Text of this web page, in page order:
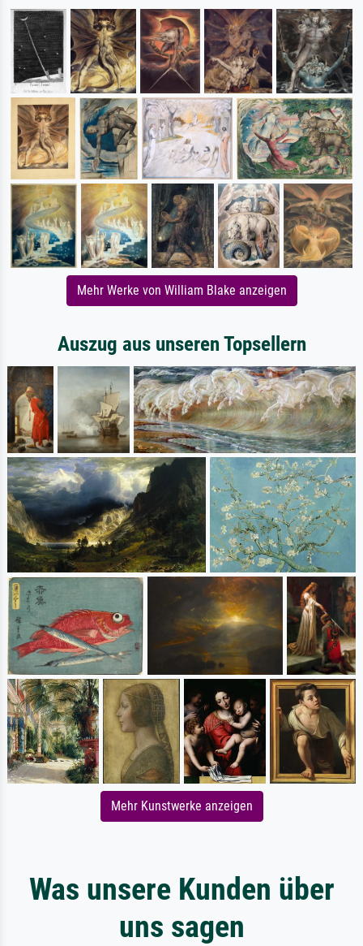
Mehr Werke von William Blake anzeigen
Auszug aus unseren Topsellern
Mehr Kunstwerke anzeigen
Was unsere Kunden über
uns sagen